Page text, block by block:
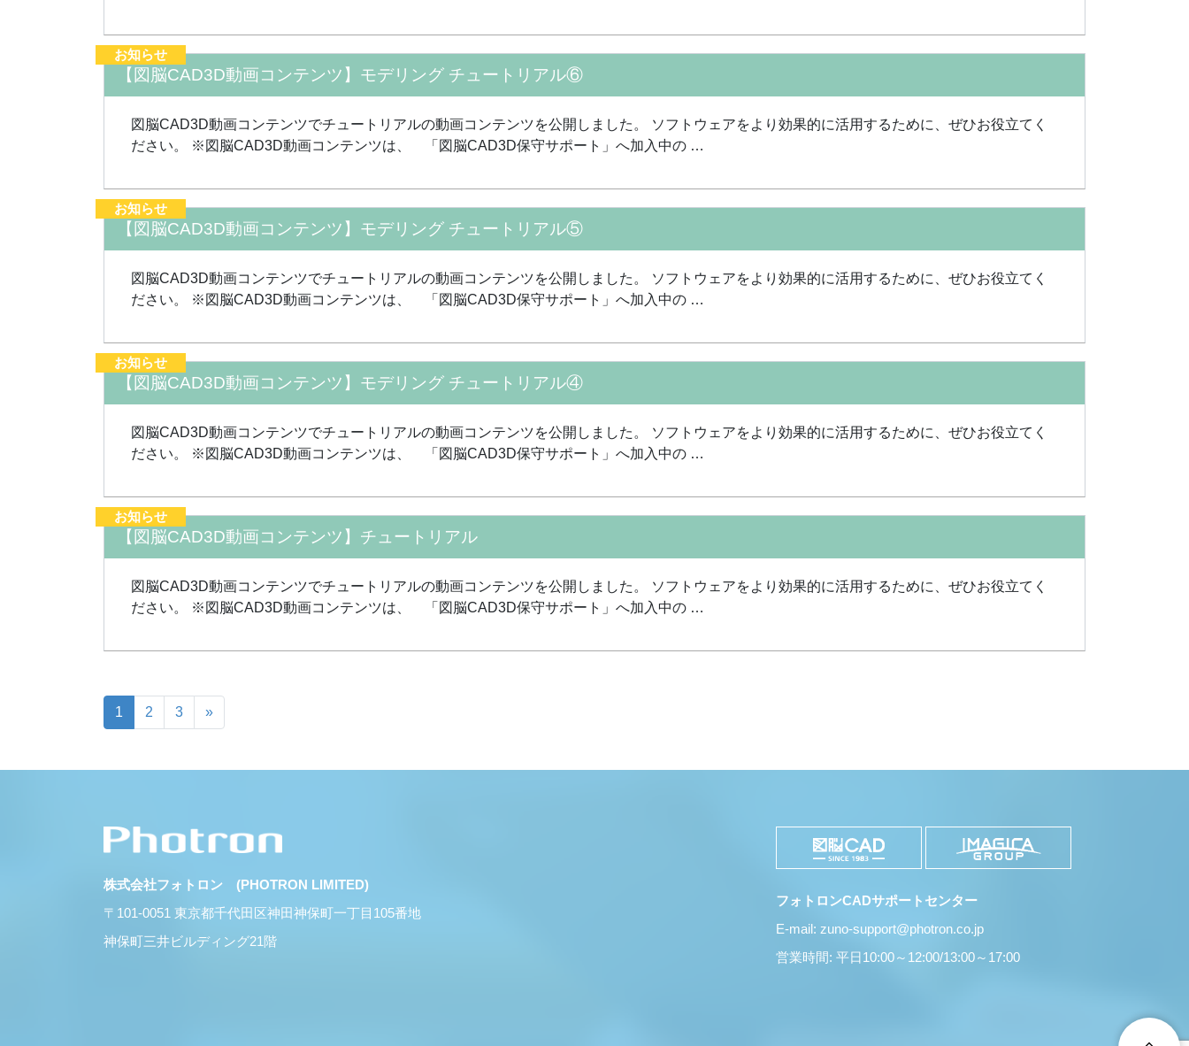
お知らせ
【図脳CAD3D動画コンテンツ】モデリング チュートリアル⑥
図脳CAD3D動画コンテンツでチュートリアルの動画コンテンツを公開しました。 ソフトウェアをより効果的に活用するために、ぜひお役立てく
ださい。 ※図脳CAD3D動画コンテンツは、 「図脳CAD3D保守サポート」へ加入中の …
お知らせ
【図脳CAD3D動画コンテンツ】モデリング チュートリアル⑤
図脳CAD3D動画コンテンツでチュートリアルの動画コンテンツを公開しました。 ソフトウェアをより効果的に活用するために、ぜひお役立てく
ださい。 ※図脳CAD3D動画コンテンツは、 「図脳CAD3D保守サポート」へ加入中の …
お知らせ
【図脳CAD3D動画コンテンツ】モデリング チュートリアル④
図脳CAD3D動画コンテンツでチュートリアルの動画コンテンツを公開しました。 ソフトウェアをより効果的に活用するために、ぜひお役立てく
ださい。 ※図脳CAD3D動画コンテンツは、 「図脳CAD3D保守サポート」へ加入中の …
お知らせ
【図脳CAD3D動画コンテンツ】チュートリアル
図脳CAD3D動画コンテンツでチュートリアルの動画コンテンツを公開しました。 ソフトウェアをより効果的に活用するために、ぜひお役立てく
ださい。 ※図脳CAD3D動画コンテンツは、 「図脳CAD3D保守サポート」へ加入中の …
1 2 3 »
株式会社フォトロン (PHOTRON LIMITED)
〒101-0051 東京都千代田区神田神保町一丁目105番地
神保町三井ビルディング21階
フォトロンCADサポートセンター
E-mail: zuno-support@photron.co.jp
営業時間: 平日10:00～12:00/13:00～17:00